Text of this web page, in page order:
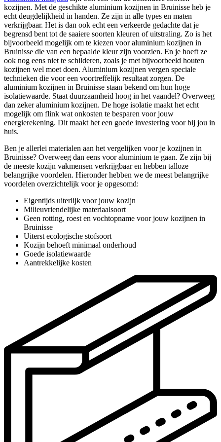
kozijnen. Met de geschikte aluminium kozijnen in Bruinisse heb je
echt deugdelijkheid in handen. Ze zijn in alle types en maten
verkrijgbaar. Het is dan ook echt een verkeerde gedachte dat je
begrensd bent tot de saaiere soorten kleuren of uitstraling. Zo is het
bijvoorbeeld mogelijk om te kiezen voor aluminium kozijnen in
Bruinisse die van een bepaalde kleur zijn voorzien. En je hoeft ze
ook nog eens niet te schilderen, zoals je met bijvoorbeeld houten
kozijnen wel moet doen. Aluminium kozijnen vergen speciale
technieken die voor een voortreffelijk resultaat zorgen. De
aluminium kozijnen in Bruinisse staan bekend om hun hoge
isolatiewaarde. Staat duurzaamheid hoog in het vaandel? Overweeg
dan zeker aluminium kozijnen. De hoge isolatie maakt het echt
mogelijk om flink wat onkosten te besparen voor jouw
energierekening. Dit maakt het een goede investering voor bij jou in
huis.
Ben je allerlei materialen aan het vergelijken voor je kozijnen in
Bruinisse? Overweeg dan eens voor aluminium te gaan. Ze zijn bij
de meeste kozijn vakmensen verkrijgbaar en hebben talloze
belangrijke voordelen. Hieronder hebben we de meest belangrijke
voordelen overzichtelijk voor je opgesomd:
Eigentijds uiterlijk voor jouw kozijn
Milieuvriendelijke materiaalsoort
Geen rotting, roest en vochtopname voor jouw kozijnen in
Bruinisse
Uiterst ecologische stofsoort
Kozijn behoeft minimaal onderhoud
Goede isolatiewaarde
Aantrekkelijke kosten